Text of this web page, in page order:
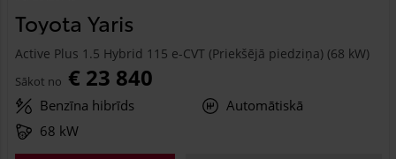
Toyota Yaris
Active Plus 1.5 Hybrid 115 e-CVT (Priekšējā piedziņa) (68 kW)
Sākot no € 23 840
Benzīna hibrīds
Automātiskā
68 kW